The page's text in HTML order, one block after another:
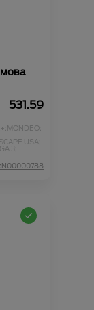
531.59
MONDEO;
USA;
3;